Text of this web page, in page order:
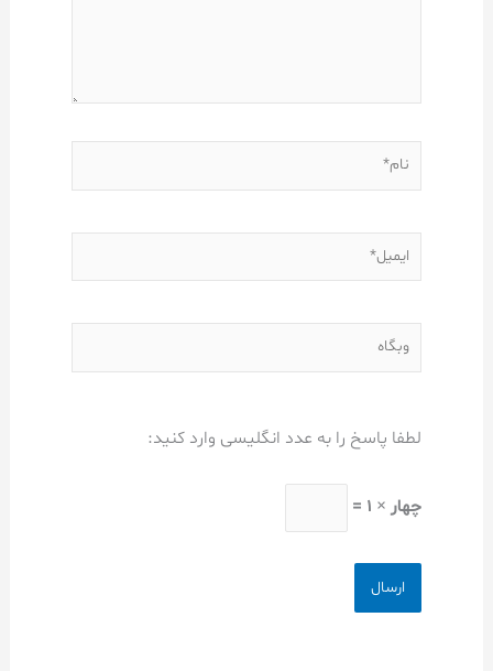
نام*
ایمیل*
وبگاه
لطفا پاسخ را به عدد انگلیسی وارد کنید:
چهار × 1 =